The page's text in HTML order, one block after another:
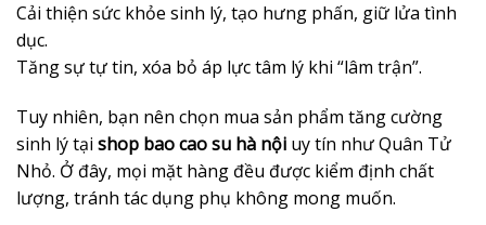
Cải thiện sức khỏe sinh lý, tạo hưng phấn, giữ lửa tình
dục.
Tăng sự tự tin, xóa bỏ áp lực tâm lý khi “lâm trận”.
Tuy nhiên, bạn nên chọn mua sản phẩm tăng cường
sinh lý tại shop bao cao su hà nội uy tín như Quân Tử
Nhỏ. Ở đây, mọi mặt hàng đều được kiểm định chất
lượng, tránh tác dụng phụ không mong muốn.